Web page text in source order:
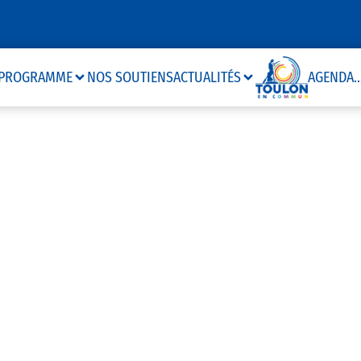
NOS SOUTIENSACTUALITÉS AGENDA